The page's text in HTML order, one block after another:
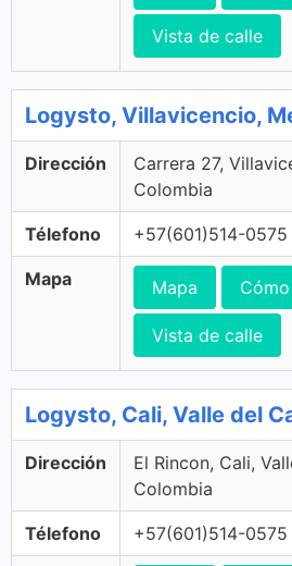
Vista de calle
Logysto, Villavicencio,
Dirección
Carrera 27,
Colombia
Télefono +57(601)514-0575
Mapa Mapa
Vista de calle
Logysto, Cali, Valle del
Dirección
El Rincon, Cali,
Colombia
Télefono +57(601)514-0575